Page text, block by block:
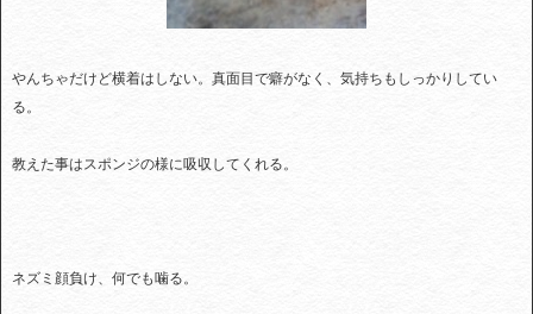
やんちゃだけど横着はしない。真面目で癖がなく、気持ちもしっかりしてい
る。
教えた事はスポンジの様に吸収してくれる。
ネズミ顔負け、何でも噛る。